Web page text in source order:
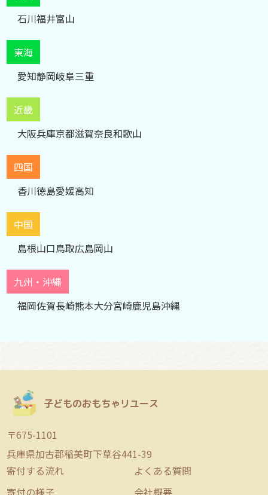
石川福井富山
東海
愛知静岡岐阜三重
近畿
大阪兵庫京都滋賀奈良和歌山
四国
香川徳島愛媛高知
中国
島根山口鳥取広島岡山
九州・沖縄
福岡佐賀長崎熊本大分宮崎鹿児島沖縄
子どものおもちゃリユース
〒675-1101
兵庫県加古郡稲美町下草谷441-39
寄付する流れ
寄付の様子
よくある質問
会社概要